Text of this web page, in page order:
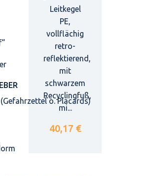
o. Placards)
Leitkegel
PE,
vollflächig
retro-
reflektierend,
mit
schwarzem
Recyclingfuß,
mi...
40,17 €